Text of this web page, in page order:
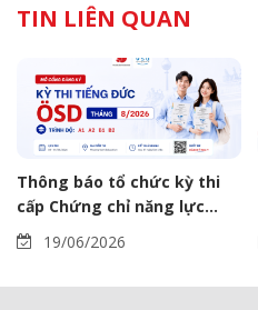
TIN LIÊN QUAN
Thông báo tổ chức kỳ thi
cấp Chứng chỉ năng lực
tiếng Đức ÖSD tháng
08/2026
19/06/2026